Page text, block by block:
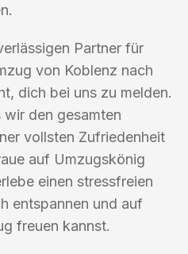
Partner für
von Koblenz nach
dich bei uns zu melden.
den gesamten
vollsten Zufriedenheit
auf Umzugskönig
einen stressfreien
entspannen und auf
freuen kannst.